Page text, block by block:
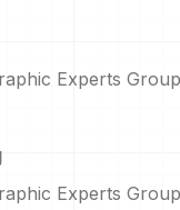
Experts
Experts